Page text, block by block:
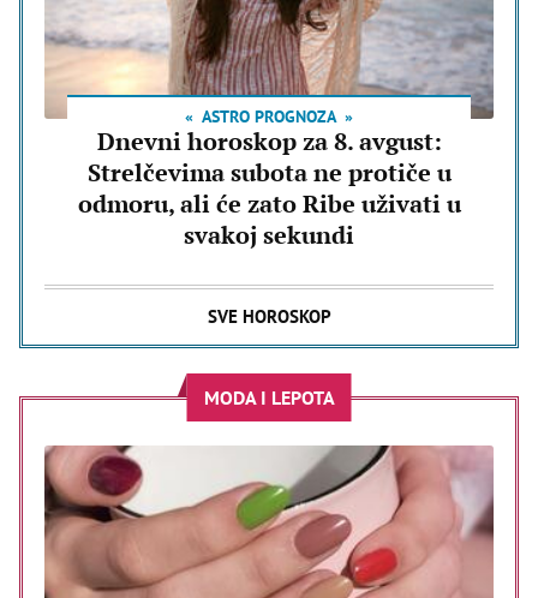
ASTRO PROGNOZA
Dnevni horoskop za 8. avgust:
Strelčevima subota ne protiče u
odmoru, ali će zato Ribe uživati u
svakoj sekundi
SVE HOROSKOP
MODA I LEPOTA